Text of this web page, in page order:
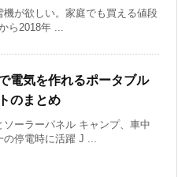
機が欲しい。家庭でも買える値段
ら2018年 ...
電気を作れるポータブル
のまとめ
ソーラーパネル キャンプ、車中
の停電時に活躍 J ...